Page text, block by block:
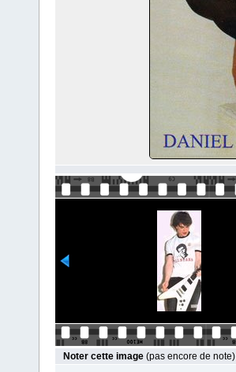
Noter cette image (pas encore de note)